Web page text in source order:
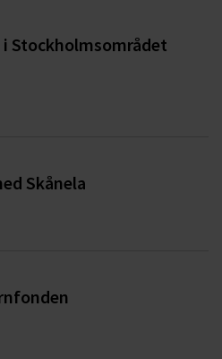
i Stockholmsområdet
Skånela